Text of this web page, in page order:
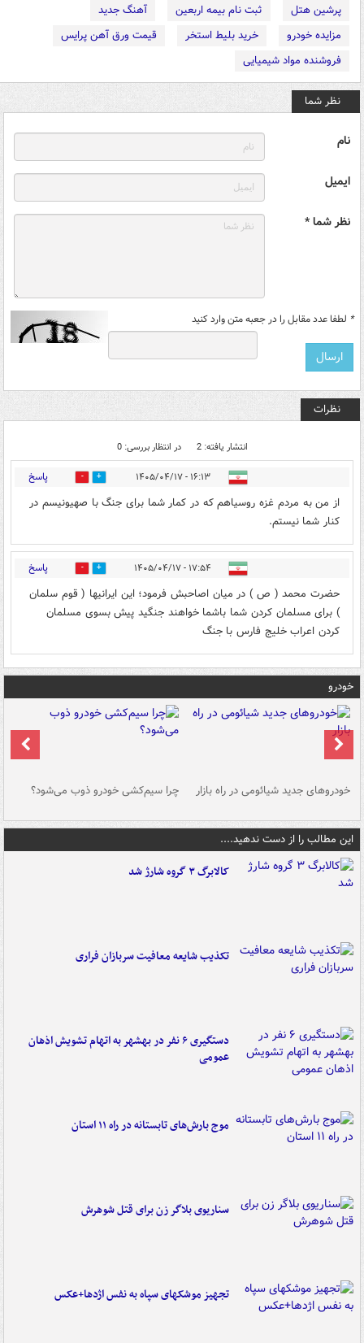
پرشین هتل
ثبت نام بیمه اربعین
آهنگ جدید
مزایده خودرو
خرید بلیط استخر
قیمت ورق آهن پرایس
فروشنده مواد شیمیایی
نظر شما
نام
ایمیل
نظر شما *
* لطفا عدد مقابل را در جعبه متن وارد کنید
نظرات
انتشار یافته: 2 در انتظار بررسی: 0
۱۶:۱۳ - ۱۴۰۵/۰۴/۱۷ 0 پاسخ
از من به مردم غزه روسیاهم که در کمار شما برای جنگ با صهیونیسم در
کنار شما نیستم.
۱۷:۵۴ - ۱۴۰۵/۰۴/۱۷ 0 پاسخ
حضرت محمد ( ص ) در میان اصاحبش فرمود؛ این ایرانیها ( قوم سلمان
) برای مسلمان کردن شما باشما خواهند جنگید پیش بسوی مسلمان
کردن اعراب خلیج فارس با جنگ
خودرو
خودروهای جدید شیائومی در راه بازار چرا سیم‌کشی خودرو ذوب می‌شود؟
این مطالب را از دست ندهید....
کالابرگ ۳ گروه شارژ شد
تکذیب شایعه معافیت سربازان فراری
دستگیری ۶ نفر در بهشهر به اتهام تشویش اذهان
عمومی
موج بارش‌های تابستانه در راه ۱۱ استان
سناریوی بلاگر زن برای قتل شوهرش
تجهیز موشکهای سپاه به نفس اژدها+عکس